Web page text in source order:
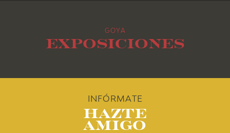
2012
GOYA
Exposiciones
INFÓRMATE
Hazte
Amigo